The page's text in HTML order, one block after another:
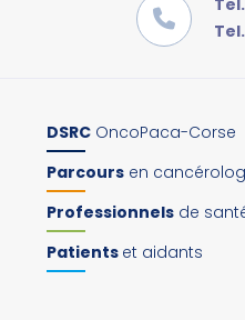
DSRC OncoPaca-Corse
Parcours en
Professionnels de
Patients et aidants